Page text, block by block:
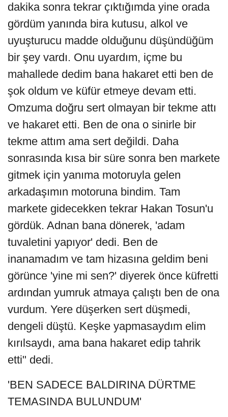
dakika sonra tekrar çıktığımda yine orada
gördüm yanında bira kutusu, alkol ve
uyuşturucu madde olduğunu düşündüğüm
bir şey vardı. Onu uyardım, içme bu
mahallede dedim bana hakaret etti ben de
şok oldum ve küfür etmeye devam etti.
Omzuma doğru sert olmayan bir tekme attı
ve hakaret etti. Ben de ona o sinirle bir
tekme attım ama sert değildi. Daha
sonrasında kısa bir süre sonra ben markete
gitmek için yanıma motoruyla gelen
arkadaşımın motoruna bindim. Tam
markete gidecekken tekrar Hakan Tosun'u
gördük. Adnan bana dönerek, 'adam
tuvaletini yapıyor' dedi. Ben de
inanamadım ve tam hizasına geldim beni
görünce 'yine mi sen?' diyerek önce küfretti
ardından yumruk atmaya çalıştı ben de ona
vurdum. Yere düşerken sert düşmedi,
dengeli düştü. Keşke yapmasaydım elim
kırılsaydı, ama bana hakaret edip tahrik
etti" dedi.
'BEN SADECE BALDIRINA DÜRTME
TEMASINDA BULUNDUM'